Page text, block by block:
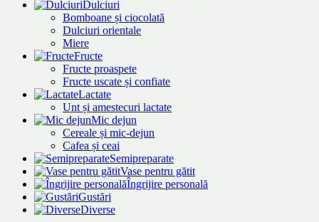
Dulciuri
Bomboane și ciocolată
Dulciuri orientale
Miere
Fructe
Fructe proaspete
Fructe uscate și confiate
Lactate
Unt și amestecuri lactate
Mic dejun
Cereale și mic-dejun
Cafea și ceai
Semipreparate
Vase pentru gătit
Îngrijire personală
Gustări
Diverse